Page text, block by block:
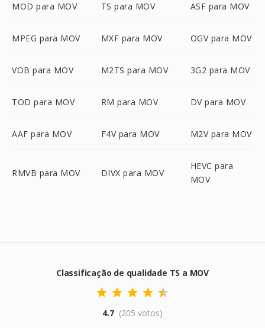
MOD para MOV TS para MOV ASF para MOV
MPEG para MOV MXF para MOV OGV para MOV
VOB para MOV M2TS para MOV 3G2 para MOV
TOD para MOV RM para MOV DV para MOV
AAF para MOV F4V para MOV M2V para MOV
RMVB para MOV DIVX para MOV
HEVC para
MOV
Classificação de qualidade TS a MOV
4.7 (205 votos)